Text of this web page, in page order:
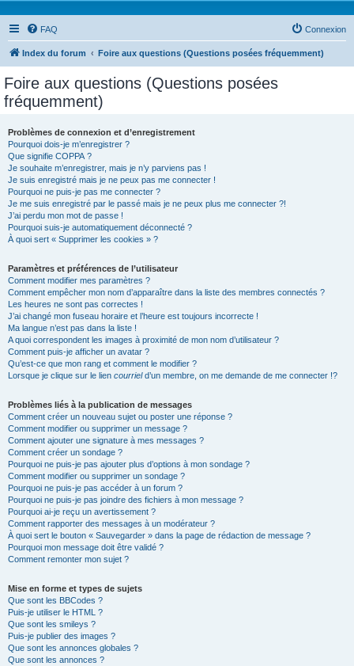
FAQ Connexion
Index du forum Foire aux questions (Questions posées fréquemment)
Foire aux questions (Questions posées
fréquemment)
Problèmes de connexion et d’enregistrement
Pourquoi dois-je m’enregistrer ?
Que signifie COPPA ?
Je souhaite m’enregistrer, mais je n’y parviens pas !
Je suis enregistré mais je ne peux pas me connecter !
Pourquoi ne puis-je pas me connecter ?
Je me suis enregistré par le passé mais je ne peux plus me connecter ?!
J’ai perdu mon mot de passe !
Pourquoi suis-je automatiquement déconnecté ?
À quoi sert « Supprimer les cookies » ?
Paramètres et préférences de l’utilisateur
Comment modifier mes paramètres ?
Comment empêcher mon nom d’apparaître dans la liste des membres connectés ?
Les heures ne sont pas correctes !
J’ai changé mon fuseau horaire et l’heure est toujours incorrecte !
Ma langue n’est pas dans la liste !
A quoi correspondent les images à proximité de mon nom d’utilisateur ?
Comment puis-je afficher un avatar ?
Qu’est-ce que mon rang et comment le modifier ?
Lorsque je clique sur le lien courrield’un membre, on me demande de me connecter !?
Problèmes liés à la publication de messages
Comment créer un nouveau sujet ou poster une réponse ?
Comment modifier ou supprimer un message ?
Comment ajouter une signature à mes messages ?
Comment créer un sondage ?
Pourquoi ne puis-je pas ajouter plus d’options à mon sondage ?
Comment modifier ou supprimer un sondage ?
Pourquoi ne puis-je pas accéder à un forum ?
Pourquoi ne puis-je pas joindre des fichiers à mon message ?
Pourquoi ai-je reçu un avertissement ?
Comment rapporter des messages à un modérateur ?
À quoi sert le bouton « Sauvegarder » dans la page de rédaction de message ?
Pourquoi mon message doit être validé ?
Comment remonter mon sujet ?
Mise en forme et types de sujets
Que sont les BBCodes ?
Puis-je utiliser le HTML ?
Que sont les smileys ?
Puis-je publier des images ?
Que sont les annonces globales ?
Que sont les annonces ?